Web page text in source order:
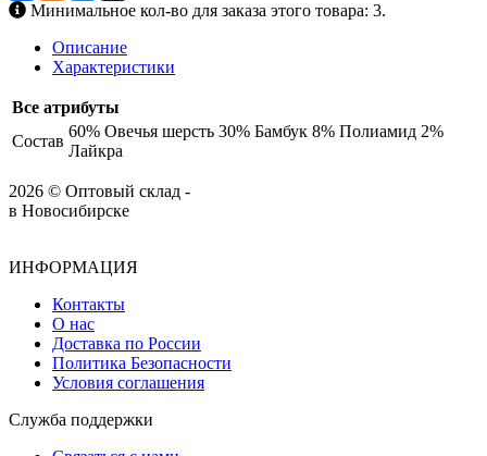
Минимальное кол-во для заказа этого товара: 3.
Описание
Характеристики
Все атрибуты
Состав
60% Овечья шерсть 30% Бамбук 8% Полиамид 2%
Лайкра
2026 © Оптовый склад -
в Новосибирске
ИНФОРМАЦИЯ
Контакты
О нас
Доставка по России
Политика Безопасности
Условия соглашения
Служба поддержки